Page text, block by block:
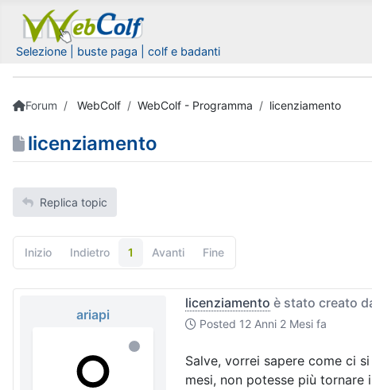
Selezione | buste paga | colf e badanti
Forum WebColf WebColf - Programma licenziamento
licenziamento
Replica topic
Inizio Indietro 1 Avanti Fine
ariapi
licenziamento è stato creato
Posted 12 Anni 2 Mesi fa
Salve, vorrei sapere come ci
mesi, non potesse più tornare